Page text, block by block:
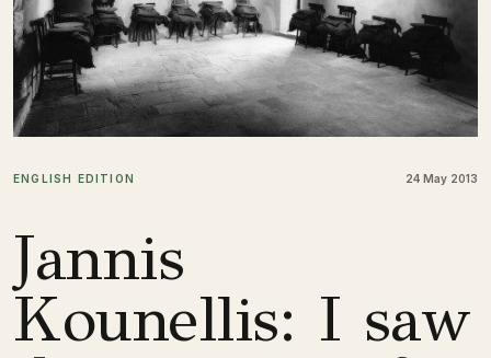
ENGLISH EDITION 24 May 2013
Jannis
Kounellis: I saw